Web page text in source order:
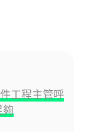
工程主管呼